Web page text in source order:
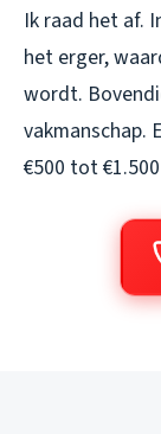
Ik raad het af.
het erger,
wordt.
vakmanschap.
€500 tot